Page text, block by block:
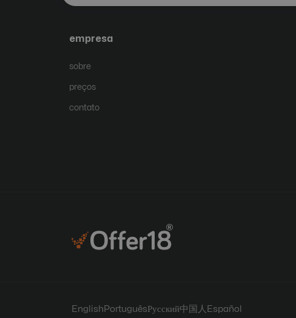
empresa
sobre
preços
contato
English PortuguêsРусский中国人 Español